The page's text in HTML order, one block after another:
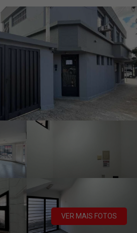
VER MAIS FOTOS